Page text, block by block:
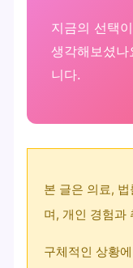
지금의 선택
생각해보셨
니다.
본 글은 의료,
며, 개인 경험과
구체적인 상황